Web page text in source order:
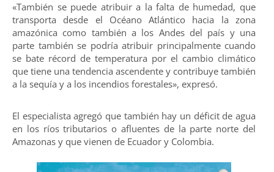
«También se puede atribuir a la falta de humedad, que
transporta desde el Océano Atlántico hacia la zona
amazónica como también a los Andes del país y una
parte también se podría atribuir principalmente cuando
se bate récord de temperatura por el cambio climático
que tiene una tendencia ascendente y contribuye también
a la sequía y a los incendios forestales», expresó.
El especialista agregó que también hay un déficit de agua
en los ríos tributarios o afluentes de la parte norte del
Amazonas y que vienen de Ecuador y Colombia.